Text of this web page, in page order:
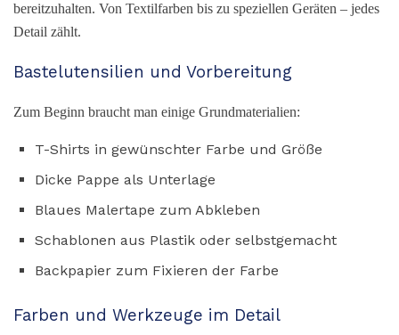
bereitzuhalten. Von Textilfarben bis zu speziellen Geräten – jedes
Detail zählt.
Bastelutensilien und Vorbereitung
Zum Beginn braucht man einige Grundmaterialien:
T-Shirts in gewünschter Farbe und Größe
Dicke Pappe als Unterlage
Blaues Malertape zum Abkleben
Schablonen aus Plastik oder selbstgemacht
Backpapier zum Fixieren der Farbe
Farben und Werkzeuge im Detail